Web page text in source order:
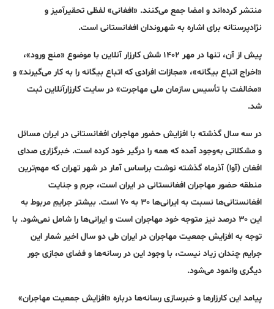
منتشر کرده‌اند و امضا جمع می‌کنند. «افغانی» لفظی تحقیرآمیز و
نژادپرستانه برای اشاره به شهروندان افغانستانی است.
پیش از آن، تنها در مهر ۱۴۰۲ شش کارزار آنلاین با موضوع «منع ورود»،
«اخراج اتباع بیگانه»، «مجازات افرادی که اتباع بیگانه را به کار می‌گیرند» و
«مخالفت با تأسیس سازمان ملی مهاجرت» در سایت کارزارآنلاین ثبت
شد.
در سه سال گذشته با افزایش حضور مهاجران افغانستانی در ایران مسائل
و مشکلاتی به‌وجود آمده که همه را درگیر خود کرده است. خبرگزاری صدای
افغان (آوا) آذرماه گذشته نوشت براساس آمار در شهر تهران که مهم‌ترین
منطقه حضور مهاجران افغانستانی در ایران است، جرم و جنایت
افغانستانی‌ها نسبت به ایرانی‌ها ۳۰ به ۷۰ است. بیشتر جرایمِ مربوط به
این ۳۰ درصد نیز متوجه خود مهاجران است و ایرانی‌ها را شامل نمی‌شود. با
توجه به افزایش جمعیت مهاجران در ایران طی دو سال اخیر شمار این
جرایم چندان زیاد نیست، با وجود این در رسانه‌ها و فضای مجازی جور
دیگری وانمود می‌شود.
پیامد این کارزارها و خبرسازی رسانه‌ها درباره «افزایش جمعیت مهاجران»